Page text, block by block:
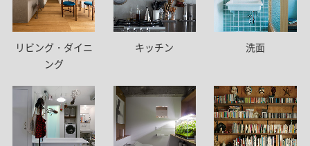
リビング・ダイニ
ング
キッチン 洗面